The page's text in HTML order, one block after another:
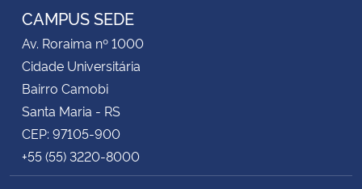
CAMPUS SEDE
Av. Roraima nº 1000
Cidade Universitária
Bairro Camobi
Santa Maria - RS
CEP: 97105-900
+55 (55) 3220-8000